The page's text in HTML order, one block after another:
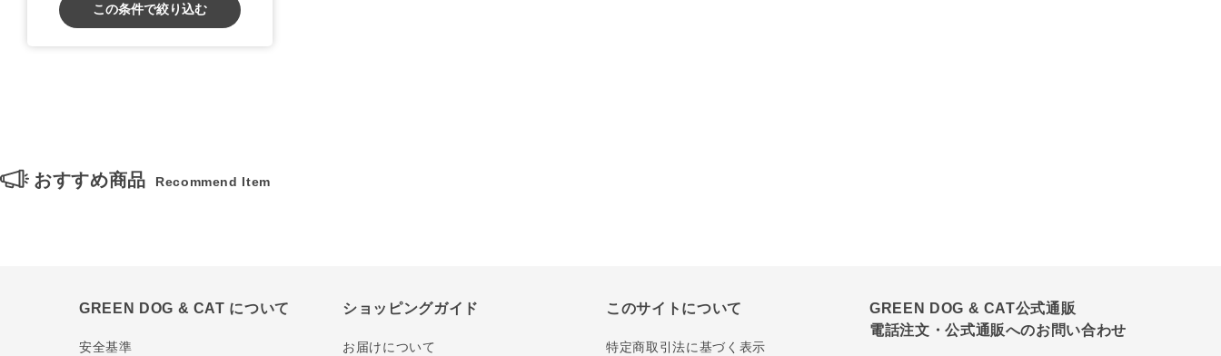
この条件で絞り込む
おすすめ商品 Recommend Item
GREEN DOG & CAT について
安全基準
ショッピングガイド
お届けについて
このサイトについて
特定商取引法に基づく表示
GREEN DOG & CAT公式通販
電話注文・公式通販へのお問い合わせ